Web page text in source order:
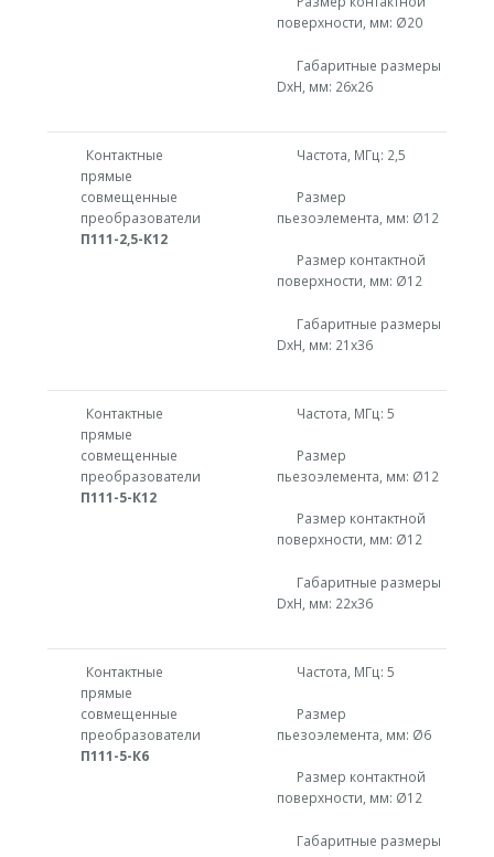
поверхности, мм: Ø20
Габаритные размеры
DxH, мм: 26х26
Контактные
прямые
совмещенные
преобразователи
П111-2,5-К12
Частота, МГц: 2,5
Размер
пьезоэлемента, мм: Ø12
Размер контактной
поверхности, мм: Ø12
Габаритные размеры
DxH, мм: 21х36
Контактные
прямые
совмещенные
преобразователи
П111-5-К12
Частота, МГц: 5
Размер
пьезоэлемента, мм: Ø12
Размер контактной
поверхности, мм: Ø12
Габаритные размеры
DxH, мм: 22х36
Контактные
прямые
совмещенные
преобразователи
П111-5-К6
Частота, МГц: 5
Размер
пьезоэлемента, мм: Ø6
Размер контактной
поверхности, мм: Ø12
Габаритные размеры